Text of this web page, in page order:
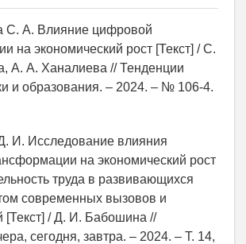
С. А. Влияние цифровой
на экономический рост [Текст] / С.
А. А. Ханалиева // Тенденции
и образования. – 2024. – № 106-4.
И. Исследование влияния
на экономический рост
труда в развивающихся
современных вызовов и
[Текст] / Д. И. Бабошина //
сегодня, завтра. – 2024. – Т. 14,